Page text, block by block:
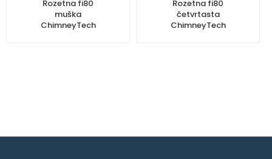
Rozetna fi80
muška
ChimneyTech
Rozetna fi80
četvrtasta
ChimneyTech